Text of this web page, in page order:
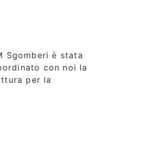
Sgomberi è stata
con noi la
per la